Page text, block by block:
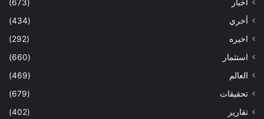
أخبار
(673)
أخري
(434)
اخيره
(292)
استثمار
(660)
العالم
(469)
تحقيقات
(679)
تقارير
(402)